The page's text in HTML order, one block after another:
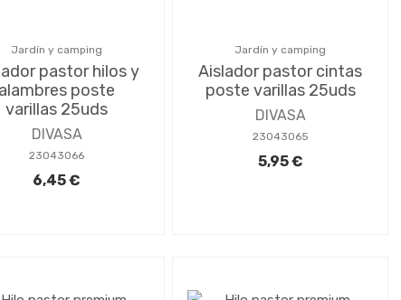
Jardín y camping
pastor hilos y
alambres poste
varillas 25uds
DIVASA
23043066
6,45 €
Jardín y camping
Aislador pastor cintas
poste varillas 25uds
DIVASA
23043065
5,95 €